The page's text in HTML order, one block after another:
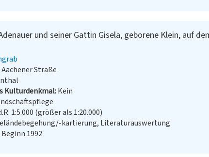
und seiner Gattin Gisela, geborene Klein, auf
Aachener Straße
Kulturdenkmal Kein
1:5.000 (größer als 1:20.000)
kartierung, Literaturauswertung
Beginn 1992